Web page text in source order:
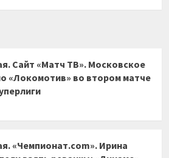
Сайт «Матч ТВ». Московское
«Локомотив» во втором матче
«Чемпионат.com». Ирина